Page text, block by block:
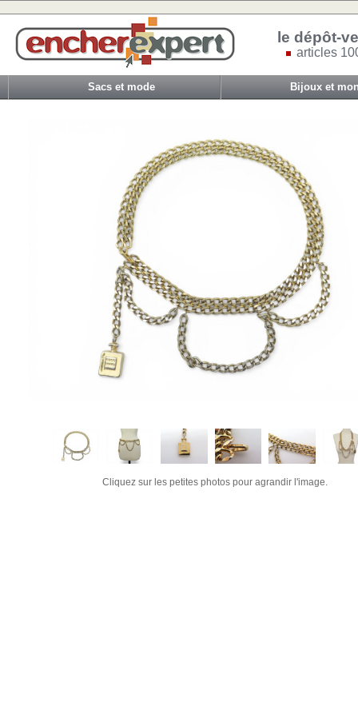
le dépôt-
articles
Sacs et mode Bijoux et
Cliquez sur les petites photos pour agrandir l'image.